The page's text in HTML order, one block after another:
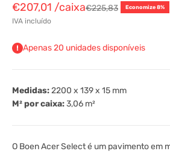
€207,01 /caixa€225,83 Economize 8%
IVA incluído
Apenas 20 unidades disponíveis
Medidas:2200 x 139 x 15 mm
M² por caixa:3,06 m²
O Boen Acer Select é um pavimento em